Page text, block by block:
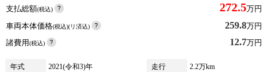
支払総額(税込) 272.5万円
車両本体価格(税込)(リ済込) 259.8万円
諸費用(税込) 12.7万円
年式 2021(令和3)年 走行
2.2万km